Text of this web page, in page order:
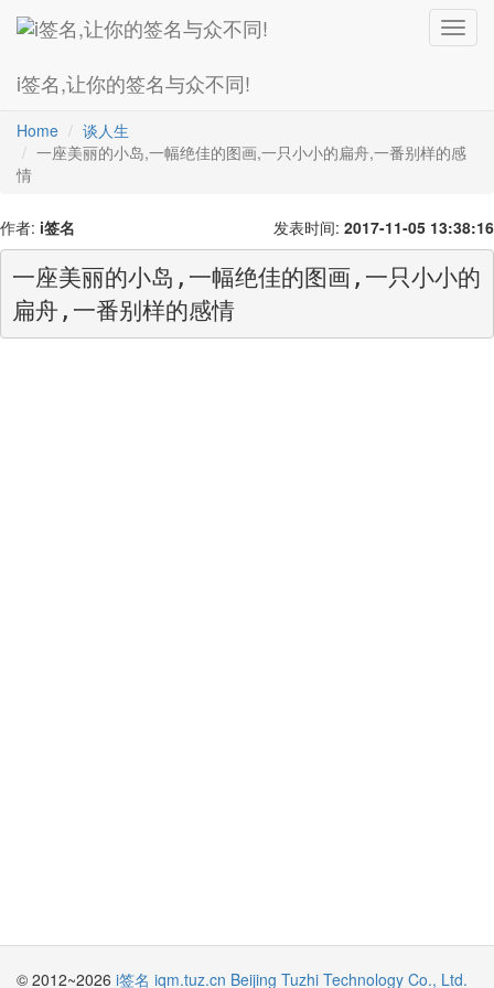
i签名,让你的签名与众不同!
爱情诗 超级拽 灰主流 最幸福
Home
谈人生
一座美丽的小岛,一幅绝佳的图画,一只小小的扁舟,一番别样的感
情
作者: i签名 发表时间: 2017-11-05 13:38:16
一座美丽的小岛,一幅绝佳的图画,一只小小的
扁舟,一番别样的感情
© 2012~2026 i签名 iqm.tuz.cn Beijing Tuzhi Technology Co., Ltd.